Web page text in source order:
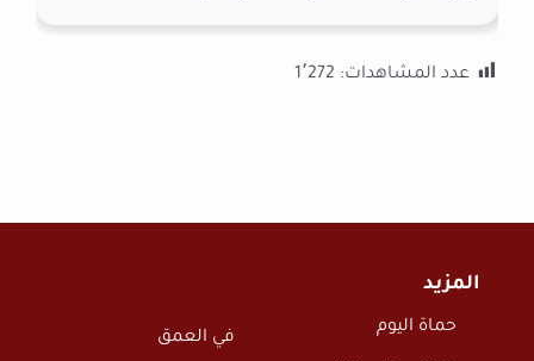
عدد المشاهدات: 1٬272
المزيد
حماة اليوم
في العمق